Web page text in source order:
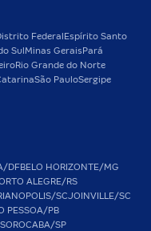
Federal Espírito Santo
Sul Minas Gerais Pará
Rio Grande do Norte
São PauloSergipe
DFBELO HORIZONTE/MG
ALEGRE/RS
SCJOINVILLE/SC
PESSOA/PB
SOROCABA/SP